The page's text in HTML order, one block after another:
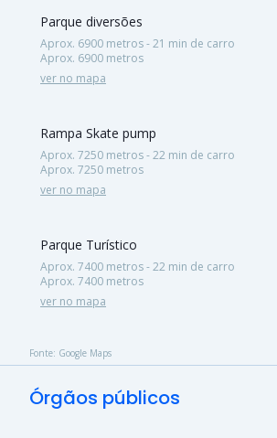
Parque diversões
Aprox. 6900 metros - 21 min de carro
Aprox. 6900 metros
ver no mapa
Rampa Skate pump
Aprox. 7250 metros - 22 min de carro
Aprox. 7250 metros
ver no mapa
Parque Turístico
Aprox. 7400 metros - 22 min de carro
Aprox. 7400 metros
ver no mapa
Fonte: Google Maps
Órgãos públicos